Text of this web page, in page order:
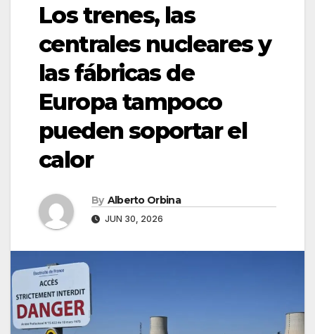
Los trenes, las
centrales nucleares y
las fábricas de
Europa tampoco
pueden soportar el
calor
By Alberto Orbina
JUN 30, 2026